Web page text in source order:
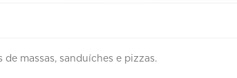
massas, sanduíches e pizzas.